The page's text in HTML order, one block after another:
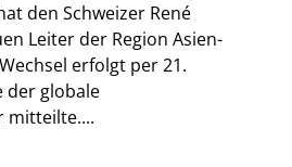
den Schweizer René
Leiter der Region Asien-
erfolgt per 21.
der globale
mitteilte....